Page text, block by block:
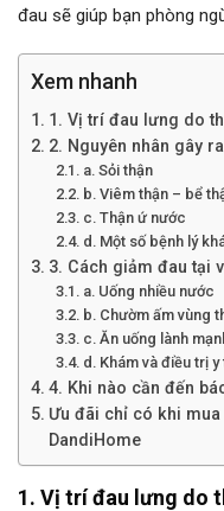
đau sẽ giúp bạn phòng
Xem nhanh
1. Vị trí đau lưng do
2. Nguyên nhân gây
a. Sỏi thận
b. Viêm thận – bể
c. Thận ứ nước
d. Một số bệnh lý
3. Cách giảm đau tại
a. Uống nhiều nước
b. Chườm ấm vùng
c. Ăn uống lành
d. Khám và điều trị y
4. Khi nào cần đến
Ưu đãi chỉ có khi
DandiHome
1. Vị trí đau lưng do